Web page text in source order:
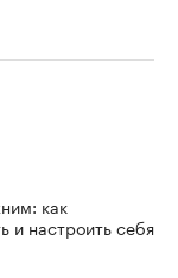
как
и настроить себя